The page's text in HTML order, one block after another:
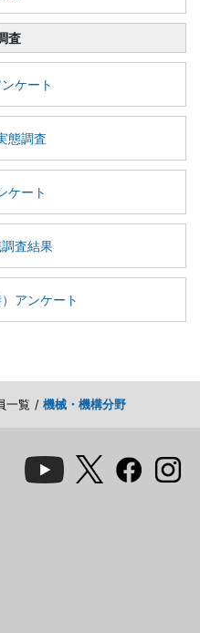
査
ケート
態調査
ケート
査結果
アンケート
一覧 機械・機構分野